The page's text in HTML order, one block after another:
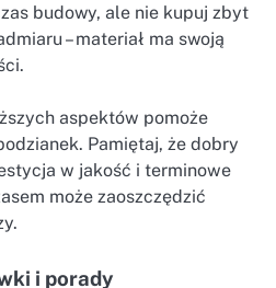
budowy, ale nie kupuj zbyt
– materiał ma swoją
aspektów pomoże
Pamiętaj, że dobry
w jakość i terminowe
może zaoszczędzić
i porady